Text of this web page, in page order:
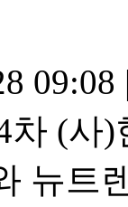
09:08
차 (사
뉴트